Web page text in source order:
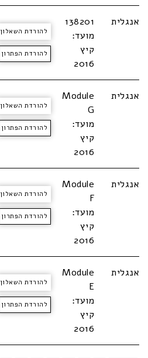
אנגלית
138201
מועד:
קיץ
2016
להורדת השאלון
להורדת הפתרון
אנגלית
Module
G
מועד:
קיץ
2016
להורדת השאלון
להורדת הפתרון
אנגלית
Module
F
מועד:
קיץ
2016
להורדת השאלון
להורדת הפתרון
אנגלית
Module
E
מועד:
קיץ
2016
להורדת השאלון
להורדת הפתרון